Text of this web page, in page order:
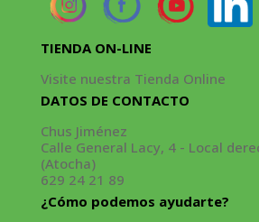
TIENDA ON-LINE
Visite nuestra Tienda Online
DATOS DE CONTACTO
Chus Jiménez
Calle General Lacy, 4 - Local
(Atocha)
629 24 21 89
¿Cómo podemos ayudarte?